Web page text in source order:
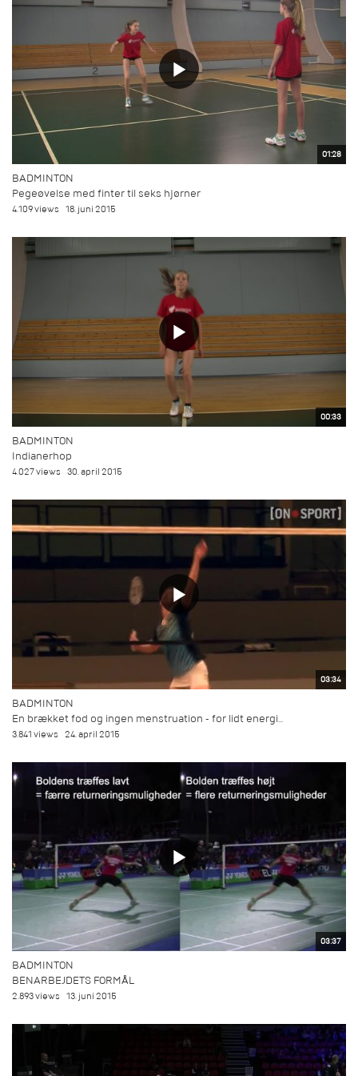
01:28
BADMINTON
Pegeøvelse med finter til seks hjørner
4.109 views 18. juni 2015
00:33
BADMINTON
Indianerhop
4.027 views 30. april 2015
03:34
BADMINTON
En brækket fod og ingen menstruation - for lidt energi...
3.841 views 24. april 2015
03:37
BADMINTON
BENARBEJDETS FORMÅL
2.893 views 13. juni 2015